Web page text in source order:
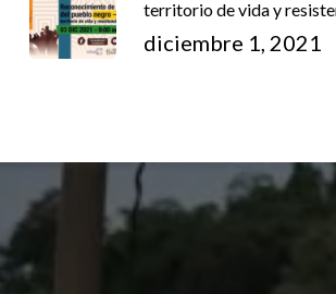
territorio de vida y
diciembre 1, 2021